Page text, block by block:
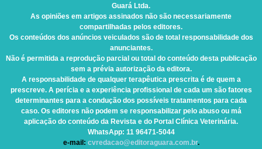
Guará Ltda.
As opiniões em artigos assinados não são necessariamente
compartilhadas pelos editores.
Os conteúdos dos anúncios veiculados são de total responsabilidade dos
anunciantes.
Não é permitida a reprodução parcial ou total do conteúdo desta publicação
sem a prévia autorização da editora.
A responsabilidade de qualquer terapêutica prescrita é de quem a
prescreve. A perícia e a experiência profissional de cada um são fatores
determinantes para a condução dos possíveis tratamentos para cada
caso. Os editores não podem se responsabilizar pelo abuso ou má
aplicação do conteúdo da Revista e do Portal Clínica Veterinária.
WhatsApp: 11 96471-5044
e-mail: cvredacao@editoraguara.com.br.